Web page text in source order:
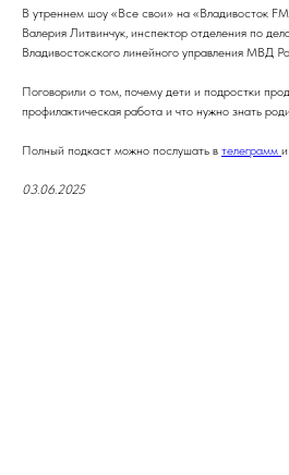
В утреннем шоу «Все свои» на «Владивосток
Валерия Литвинчук, инспектор отделения по
Владивостокского линейного управления МВД
Поговорили о том, почему дети и подростки
профилактическая работа и что нужно знать
Полный подкаст можно послушать в телеграмм и
03.06.2025